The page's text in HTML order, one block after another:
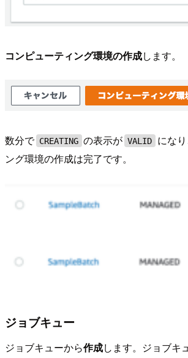
コンピューティング環境の作成します。
数分で CREATING の表示が VALID
にな
ング環境の作成は完了です。
ジョブキュー
ジョブキューから作成します。ジョブキ